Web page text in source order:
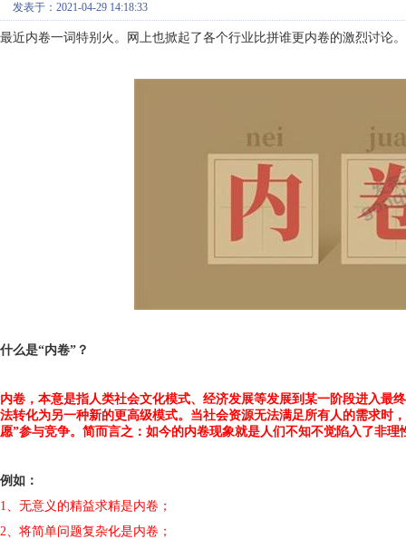
发表于：2021-04-29 14:18:33
最近内卷一词特别火。网上也掀起了各个行业比拼谁更内卷的激烈讨论。
什么是“内卷”？
内卷，本意是指人类社会文化模式、经济发展等发展到某一阶段进入最
法转化为另一种新的更高级模式。当社会资源无法满足所有人的需求时
愿”参与竞争。简而言之：如今的内卷现象就是人们不知不觉陷入了非
例如：
1、无意义的精益求精是内卷；
2、将简单问题复杂化是内卷；